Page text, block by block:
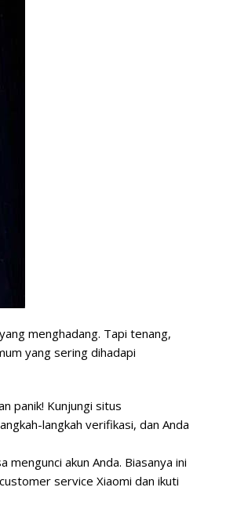
menghadang. Tapi tenang,
yang sering dihadapi
panik! Kunjungi situs
langkah verifikasi, dan Anda
mengunci akun Anda. Biasanya ini
service Xiaomi dan ikuti